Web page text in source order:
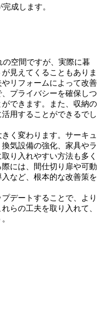
成します。
空間ですが、実際に暮
見えてくることもありま
リフォームによって改善
プライバシーを確保しつ
できます。また、収納の
用することができるでし
く変わります。サーキュ
気設備の強化、家具やラ
り入れやすい方法も多く
には、間仕切り扉や可動
など、根本的な改善策を
デートすることで、より
らの工夫を取り入れて、